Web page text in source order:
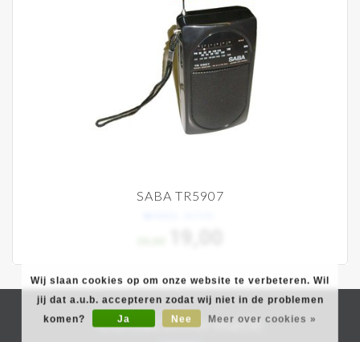
SABA TR5907
Wij slaan cookies op om onze website te verbeteren. Wil
jij dat a.u.b. accepteren zodat wij niet in de problemen
komen?
Ja Nee Meer over cookies »
Contactinformatie